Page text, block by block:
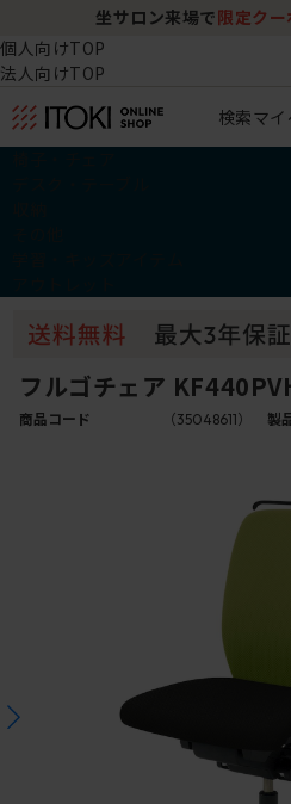
坐サロン来場で 限定クー
個人向けTOP
法人向けTOP
検索マ
フルゴチェア
商品コード （35048611） 製